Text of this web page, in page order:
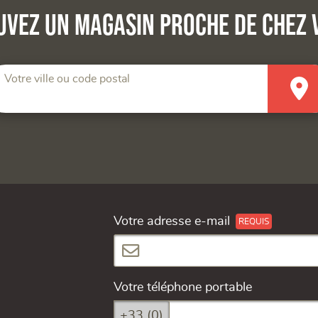
un magasin proche de chez
Votre ville ou code postal
Votre adresse e-mail
Votre téléphone portable